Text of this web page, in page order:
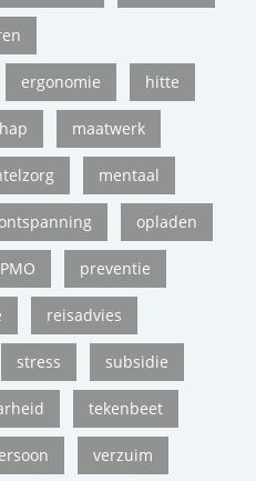
ergonomie hitte
maatwerk
mentaal
ontspanning opladen
PMO preventie
reisadvies
stress subsidie
tekenbeet
verzuim